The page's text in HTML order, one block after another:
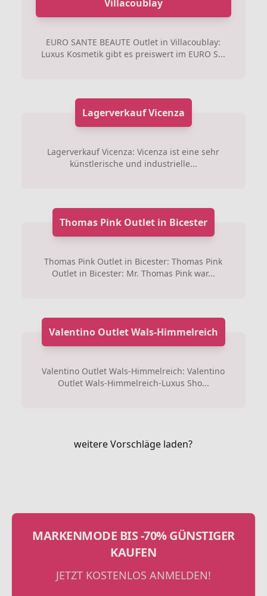
Villacoublay
EURO SANTE BEAUTE Outlet in Villacoublay:
Luxus Kosmetik gibt es preiswert im EURO S...
Lagerverkauf Vicenza
Lagerverkauf Vicenza: Vicenza ist eine sehr
künstlerische und industrielle...
Thomas Pink Outlet in Bicester
Thomas Pink Outlet in Bicester: Thomas Pink
Outlet in Bicester: Mr. Thomas Pink war...
Valentino Outlet Wals-Himmelreich
Valentino Outlet Wals-Himmelreich: Valentino
Outlet Wals-Himmelreich-Luxus Sho...
weitere Vorschläge laden?
MARKENMODE BIS -70% GÜNSTIGER
KAUFEN
JETZT KOSTENLOS ANMELDEN!